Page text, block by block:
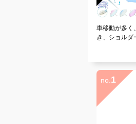
車移動が多く
き、ショルダ
no. 1